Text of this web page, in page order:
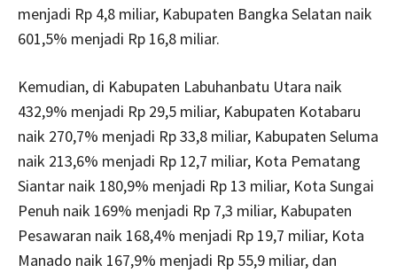
menjadi Rp 4,8 miliar, Kabupaten Bangka Selatan naik
601,5% menjadi Rp 16,8 miliar.
Kemudian, di Kabupaten Labuhanbatu Utara naik
432,9% menjadi Rp 29,5 miliar, Kabupaten Kotabaru
naik 270,7% menjadi Rp 33,8 miliar, Kabupaten Seluma
naik 213,6% menjadi Rp 12,7 miliar, Kota Pematang
Siantar naik 180,9% menjadi Rp 13 miliar, Kota Sungai
Penuh naik 169% menjadi Rp 7,3 miliar, Kabupaten
Pesawaran naik 168,4% menjadi Rp 19,7 miliar, Kota
Manado naik 167,9% menjadi Rp 55,9 miliar, dan